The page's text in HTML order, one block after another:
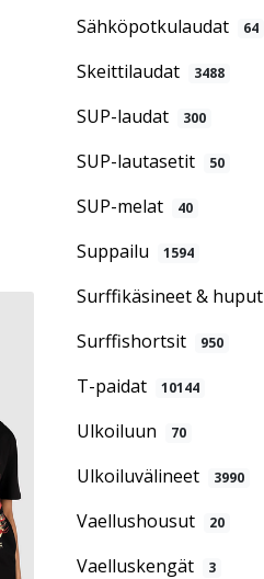
Sähköpotkulaudat 64
Skeittilaudat 3488
SUP-laudat 300
SUP-lautasetit 50
SUP-melat 40
Suppailu 1594
Surffikäsineet & huput
Surffishortsit 950
T-paidat 10144
Ulkoiluun 70
Ulkoiluvälineet 3990
Vaellushousut 20
Vaelluskengät 3